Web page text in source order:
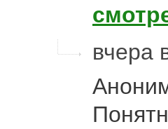
вчера